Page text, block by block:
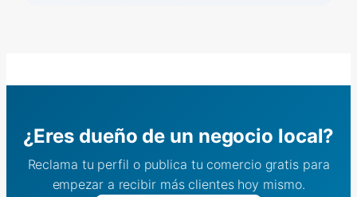
¿Eres dueño de un negocio local?
Reclama tu perfil o publica tu comercio gratis para
empezar a recibir más clientes hoy mismo.